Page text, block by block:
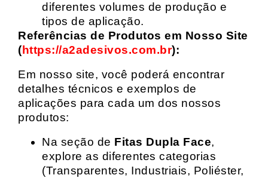
diferentes volumes de produção e
tipos de aplicação.
Referências de Produtos em Nosso Site
(https://a2adesivos.com.br):
Em nosso site, você poderá encontrar
detalhes técnicos e exemplos de
aplicações para cada um dos nossos
produtos:
Na seção de Fitas Dupla Face,
explore as diferentes categorias
(Transparentes, Industriais, Poliéster,